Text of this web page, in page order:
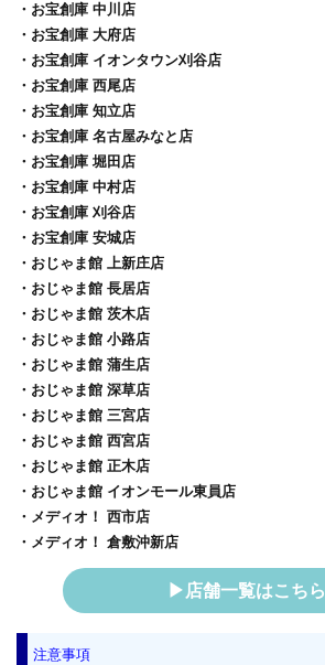
・お宝創庫 中川店
・お宝創庫 大府店
・お宝創庫 イオンタウン刈谷店
・お宝創庫 西尾店
・お宝創庫 知立店
・お宝創庫 名古屋みなと店
・お宝創庫 堀田店
・お宝創庫 中村店
・お宝創庫 刈谷店
・お宝創庫 安城店
・おじゃま館 上新庄店
・おじゃま館 長居店
・おじゃま館 茨木店
・おじゃま館 小路店
・おじゃま館 蒲生店
・おじゃま館 深草店
・おじゃま館 三宮店
・おじゃま館 西宮店
・おじゃま館 正木店
・おじゃま館 イオンモール東員店
・メディオ！ 西市店
・メディオ！ 倉敷沖新店
▶店舗一覧はこちら
注意事項